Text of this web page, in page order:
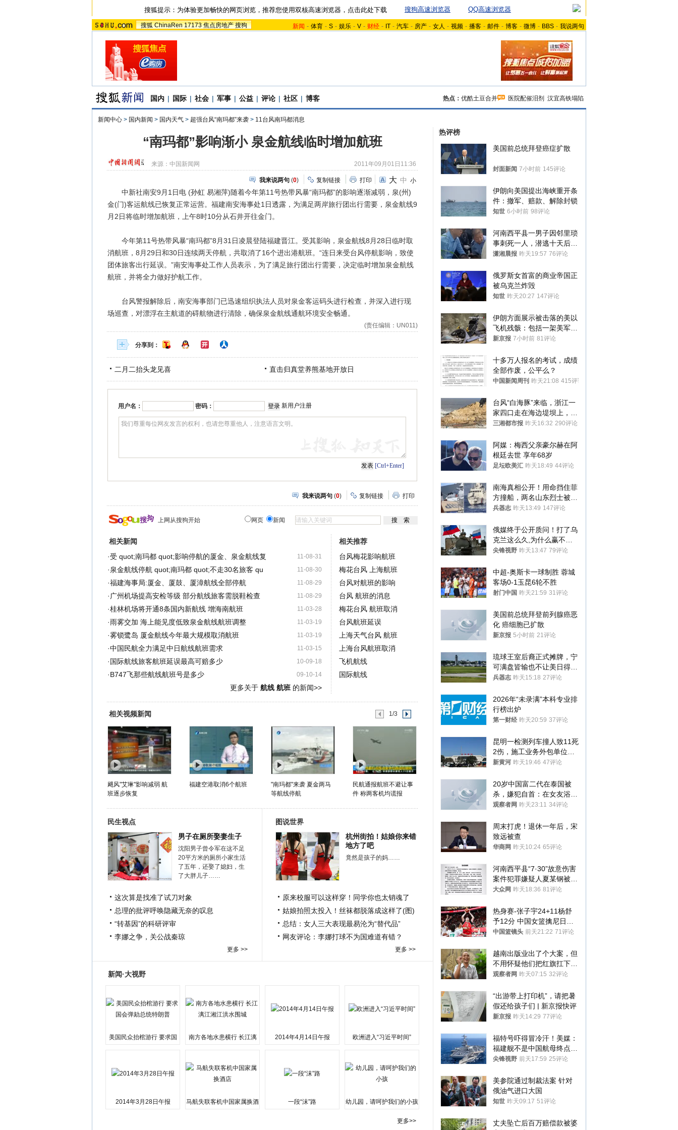
搜狐提示：为体验更加畅快的网页浏览，推荐您使用双核高速浏览器，点击此处下载 搜狗高速浏览器 QQ高速浏览器
搜狐 ChinaRen 17173 焦点房地产 搜狗 新闻 - 体育 - S - 娱乐 - V - 财经 - IT - 汽车 - 房产 - 女人 - 视频 - 播客 - 邮件 - 博客 - 微博 - BBS - 我说两句
国内 | 国际 | 社会 | 军事 | 公益 | 评论 | 社区 | 博客 热点： 优酷土豆合并 医院配催泪剂 汉宜高铁塌陷
新闻中心 > 国内新闻 > 国内天气 > 超强台风“南玛都”来袭 > 11台风南玛都消息
“南玛都”影响渐小 泉金航线临时增加航班
来源： 中国新闻网 2011年09月01日11:36
我来说两句 (0) 复制链接 打印 大 中 小
中新社南安9月1日电 (孙虹 易湘萍)随着今年第11号热带风暴“南玛都”的影响逐渐减弱，泉(州)
金(门)客运航线已恢复正常运营。福建南安海事处1日透露，为满足两岸旅行团出行需要，泉金航线9
月2日将临时增加航班，上午8时10分从石井开往金门。
今年第11号热带风暴“南玛都”8月31日凌晨登陆福建晋江。受其影响，泉金航线8月28日临时取
消航班，8月29日和30日连续两天停航，共取消了16个进出港航班。“连日来受台风停航影响，致使
团体旅客出行延误。”南安海事处工作人员表示，为了满足旅行团出行需要，决定临时增加泉金航线
航班，并将全力做好护航工作。
台风警报解除后，南安海事部门已迅速组织执法人员对泉金客运码头进行检查，并深入进行现
场巡查，对漂浮在主航道的碍航物进行清除，确保泉金航线通航环境安全畅通。
(责任编辑：UN011)
分享到：
二月二抬头龙见喜 直击归真堂养熊基地开放日
用户名： 密码： 新用户注册
[Ctrl+Enter]
我来说两句 (0) 复制链接 打印
上网从搜狗开始 网页 新闻
相关新闻
11-08-31
·受 quot;南玛都 quot;影响停航的厦金、泉金航线复
11-08-30
·泉金航线停航 quot;南玛都 quot;不走30名旅客 qu
11-08-29
·福建海事局:厦金、厦鼓、厦漳航线全部停航
11-08-29
· 广州机场提高安检等级 部分航线旅客需脱鞋检查
11-03-28
·桂林机场将开通8条国内新航线 增海南航班
11-03-19
·雨雾交加 海上能见度低致泉金航线航班调整
11-03-19
·雾锁鹭岛 厦金航线今年最大规模取消航班
11-03-15
·中国民航全力满足中日航线航班需求
10-09-18
· 国际航线旅客航班延误最高可赔多少
09-10-14
·B747飞那些航线航班号是多少
更多关于 航线 航班的新闻>>
相关推荐
台风梅花影响航班
梅花台风 上海航班
台风对航班的影响
台风 航班的消息
梅花台风 航班取消
台风航班延误
上海天气台风 航班
上海台风航班取消
飞机航线
国际航线
相关视频新闻 1/3
飓风"艾琳"影响减弱 航
班逐步恢复
福建空港取消6个航班
"南玛都"来袭 夏金两马
等航线停航
民航通报航班不避让事
件 称两客机均谎报
民生视点
男子在厕所娶妻生子
沈阳男子曾令军在这不足
20平方米的厕所小家生活
了五年，还娶了媳妇，生
了大胖儿子……
这次算是找准了试刀对象
总理的批评呼唤隐藏无奈的叹息
“转基因”的科研评审
李娜之争，关公战秦琼
更多 >>
图说世界
杭州街拍！姑娘你来错
地方了吧
竟然是孩子的妈……
原来校服可以这样穿！同学你也太销魂了
姑娘拍照太投入！丝袜都脱落成这样了(图)
总结：女人三大表现最易沦为“替代品”
网友评论：李娜打球不为国难道有错？
更多 >>
新闻·大视野
美国民众抬棺游行 要求国
南方各地水患横行 长江漓
2014年4月14日午报 欧洲进入“习近平时间”
2014年3月28日午报
马航失联客机中国家属换酒
一段“沫”路 幼儿园，请呵护我们的小孩
更多>>
热评榜
美国前总统拜登癌症扩散
封面新闻 7小时前 145评论
伊朗向美国提出海峡重开条
件：撤军、赔款、解除封锁
知世 6小时前 98评论
河南西平县一男子因邻里琐
事刺死一人，潜逃十天后在
十多公里外一片玉米地里落
潇湘晨报 昨天19:57 76评论
俄罗斯女首富的商业帝国正
被乌克兰炸毁
知世 昨天20:27 147评论
伊朗方面展示被击落的美以
飞机残骸：包括一架美军F-
15战斗机残骸以及多架无人
新京报 7小时前 81评论
十多万人报名的考试，成绩
全部作废，公平么？
中国新闻周刊 昨天21:08 415评论
台风“白海豚”来临，浙江一
家四口走在海边堤坝上，其
中9岁男孩被巨浪卷入海
三湘都市报 昨天16:32 290评论
阿媒：梅西父亲豪尔赫在阿
根廷去世 享年68岁
足坛欧美汇 昨天18:49 44评论
南海真相公开！用命挡住菲
方撞船，两名山东烈士被授
武警最高荣誉
兵器志 昨天13:49 147评论
俄媒终于公开质问！打了乌
克兰这么久,为什么赢不了?
答案令人沉默
尖锋视野 昨天13:47 79评论
中超-奥斯卡一球制胜 蓉城
客场0-1玉昆6轮不胜
射门中国 昨天21:59 31评论
美国前总统拜登前列腺癌恶
化 癌细胞已扩散
新京报 5小时前 21评论
琉球王室后裔正式摊牌，宁
可满盘皆输也不让美日得
逞，中国成关键
兵器志 昨天15:18 27评论
2026年“未录满”本科专业排
行榜出炉
第一财经 昨天20:59 37评论
昆明一检测列车撞人致11死
2伤，施工业务外包单位被
罚1.5万元，国铁昆明局被
新黄河 昨天19:46 47评论
20岁中国富二代在泰国被
杀，嫌犯自首：在女友浴室
看到他
观察者网 昨天23:11 34评论
周末打虎！退休一年后，宋
致远被查
华商网 昨天10:24 65评论
河南西平县“7·30”故意伤害
案件犯罪嫌疑人夏某钢被抓
获
大众网 昨天18:36 81评论
热身赛-张子宇24+11杨舒
予12分 中国女篮擒尼日利
亚
中国篮镜头 前天21:22 71评论
越南出版业出了个大案，但
不用怀疑他们把红旗扛下去
的决心
观察者网 昨天07:15 32评论
“出游带上打印机”，请把暑
假还给孩子们 | 新京报快评
新京报 昨天14:29 77评论
福特号吓得冒冷汗！美媒：
福建舰不是中国航母终点，
而是新起点！
尖锋视野 前天17:59 25评论
美参院通过制裁法案 针对
俄油气进口大国
知世 昨天09:17 51评论
丈夫坠亡后百万赔偿款被婆